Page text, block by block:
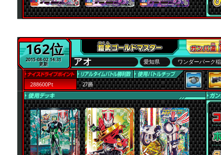
162位
2015-08-02 14:31
更新 アオ 愛知県 ワンダーパーク
288600Pt 27勝